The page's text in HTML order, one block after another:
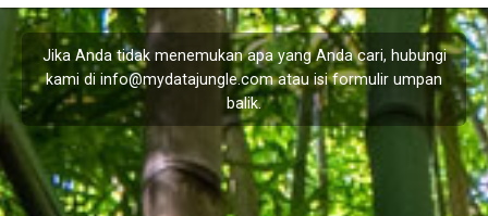
Jika Anda tidak menemukan apa yang Anda cari, hubungi
kami di info@mydatajungle.comatau isi formulir umpan
balik.